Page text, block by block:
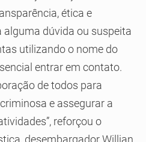
ética e
alguma dúvida ou suspeita
utilizando o nome do
entrar em contato.
de todos para
e assegurar a
reforçou o
desembargador Willian